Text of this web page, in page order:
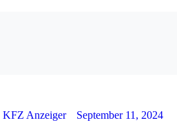
KFZ Anzeiger September 11, 2024